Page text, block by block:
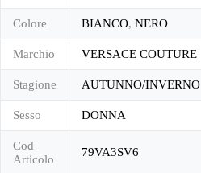
Colore BIANCO, NERO
Marchio VERSACE COUTURE
Stagione AUTUNNO/INVERNO
Sesso DONNA
Cod
Articolo
79VA3SV6